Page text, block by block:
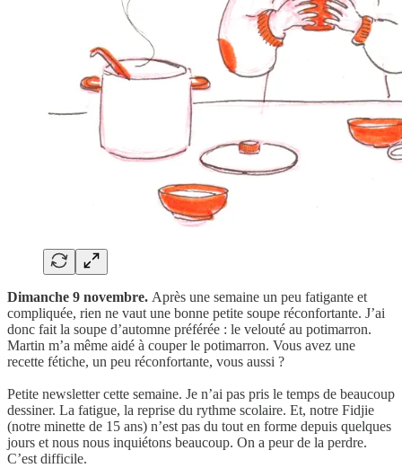
Dimanche 9 novembre. Après une semaine un peu fatigante et
compliquée, rien ne vaut une bonne petite soupe réconfortante. J’ai
donc fait la soupe d’automne préférée : le velouté au potimarron.
Martin m’a même aidé à couper le potimarron. Vous avez une
recette fétiche, un peu réconfortante, vous aussi ?
Petite newsletter cette semaine. Je n’ai pas pris le temps de beaucoup
dessiner. La fatigue, la reprise du rythme scolaire. Et, notre Fidjie
(notre minette de 15 ans) n’est pas du tout en forme depuis quelques
jours et nous nous inquiétons beaucoup. On a peur de la perdre.
C’est difficile.